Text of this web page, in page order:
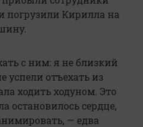
Кирилла на
с ним: я не близкий
успели отъехать из
ходить ходуном. Это
остановилось сердце,
— едва